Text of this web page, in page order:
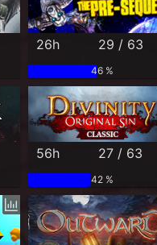
26h 29 / 63
46 %
56h 27 / 63
42 %